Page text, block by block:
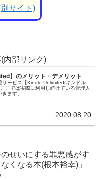
サイト)
内部リンク)
】のメリット・デメリット
サービス【Kindle Unlimited(キンドル
こでは実際に利用し続けている管理人
ます。
2020.08.20
のせいにする罪悪感がす
くなる本(根本裕幸)」